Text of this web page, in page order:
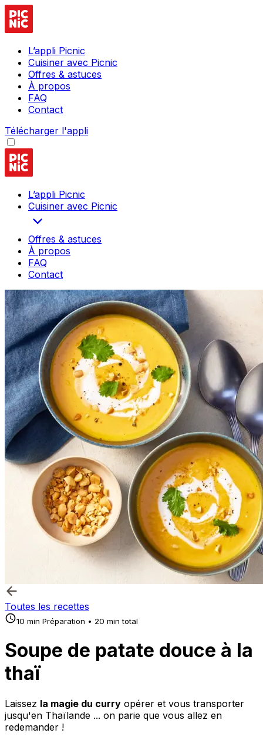
L’appli Picnic
Cuisiner avec Picnic
Offres & astuces
À propos
FAQ
Contact
Télécharger l'appli
L’appli Picnic
Cuisiner avec Picnic
Offres & astuces
À propos
FAQ
Contact
Toutes les recettes
10 min Préparation • 20 min total
Soupe de patate douce à la
thaï
Laissez la magie du curry opérer et vous transporter
jusqu'en Thaïlande ... on parie que vous allez en
redemander !